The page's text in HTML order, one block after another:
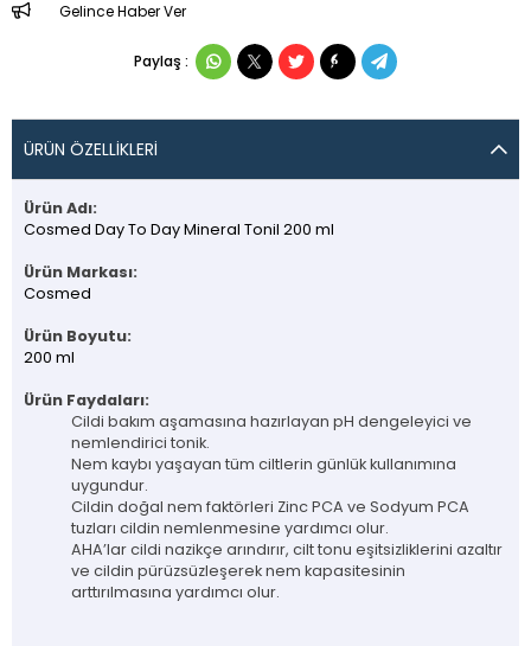
Gelince Haber Ver
Paylaş :
ÜRÜN ÖZELLIKLERI
Ürün Adı:
Cosmed Day To Day Mineral Tonil 200 ml
Ürün Markası:
Cosmed
Ürün Boyutu:
200 ml
Ürün Faydaları:
Cildi bakım aşamasına hazırlayan pH dengeleyici ve
nemlendirici tonik.
Nem kaybı yaşayan tüm ciltlerin günlük kullanımına
uygundur.
Cildin doğal nem faktörleri Zinc PCA ve Sodyum PCA
tuzları cildin nemlenmesine yardımcı olur.
AHA’lar cildi nazikçe arındırır, cilt tonu eşitsizliklerini azaltır
ve cildin pürüzsüzleşerek nem kapasitesinin
arttırılmasına yardımcı olur.